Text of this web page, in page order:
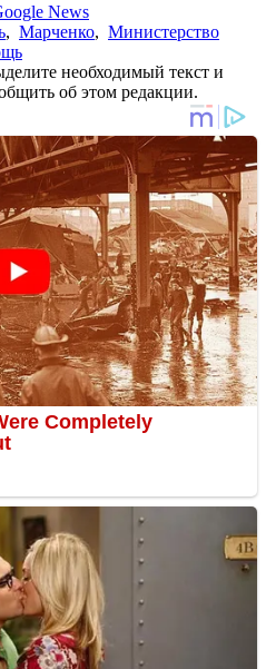
News
, Марченко, Министерство
необходимый текст и
об этом редакции.